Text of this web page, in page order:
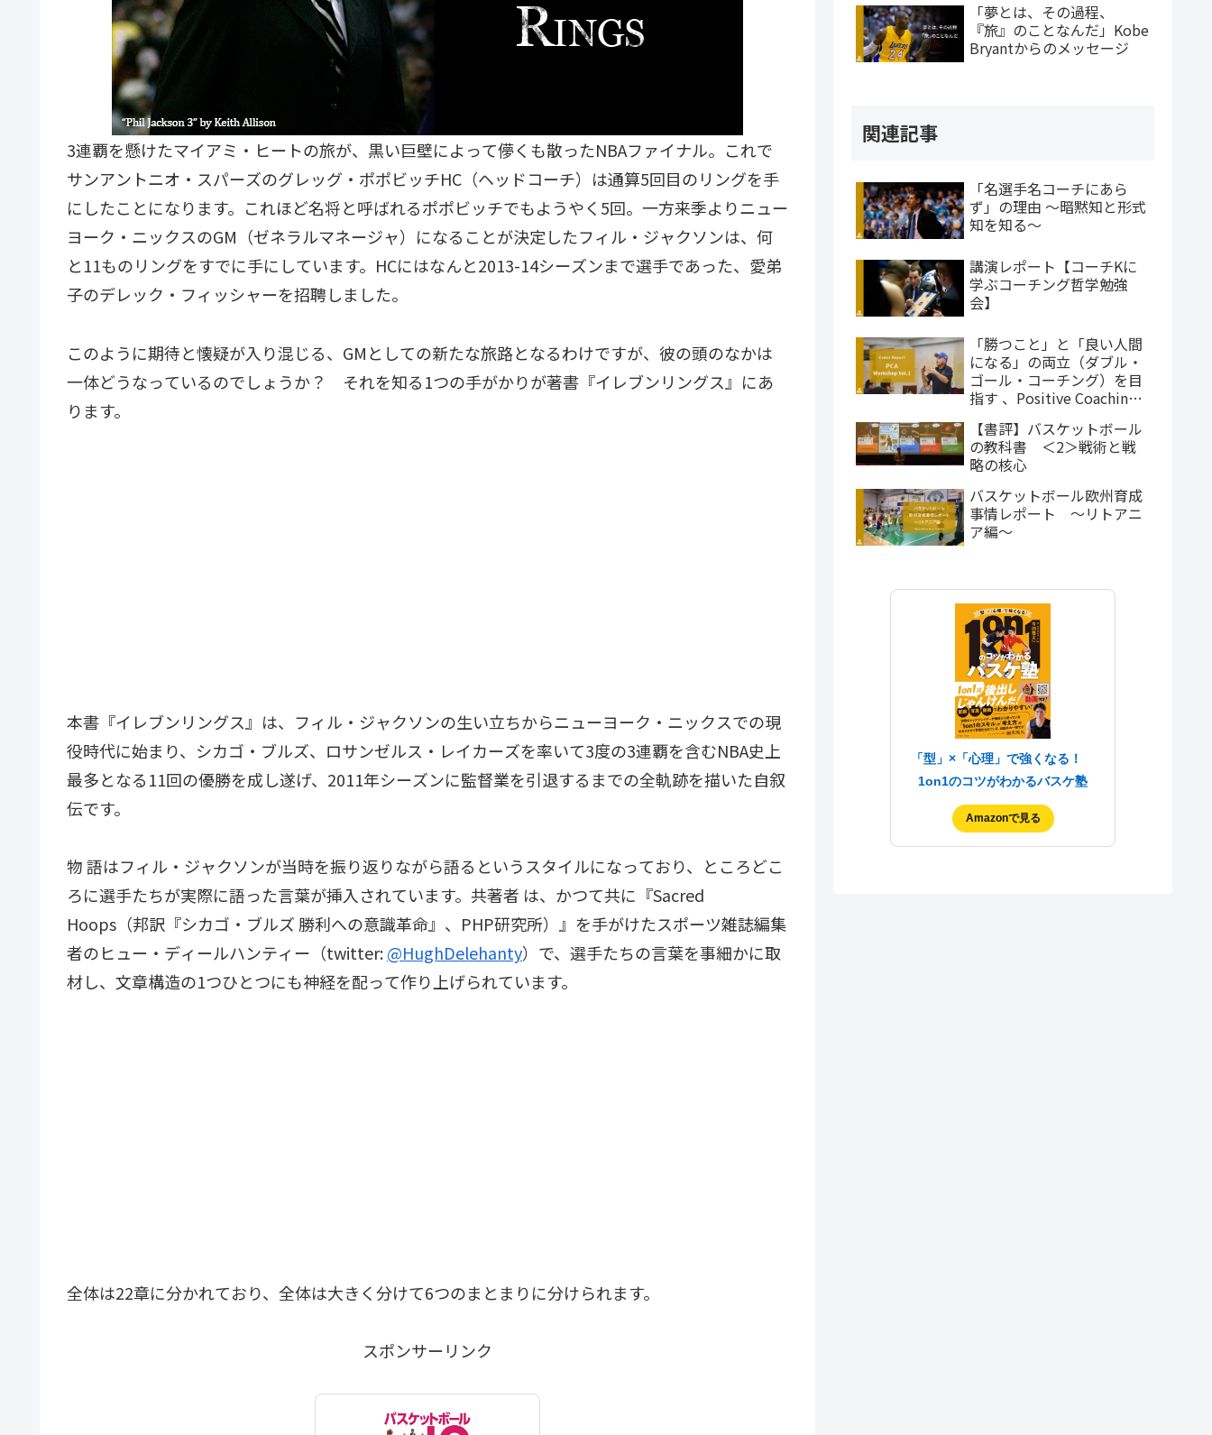
3連覇を懸けたマイアミ・ヒートの旅が、黒い巨壁によって儚くも散ったNBAファイナル。これで
サンアントニオ・スパーズのグレッグ・ポポビッチHC（ヘッドコーチ）は通算5回目のリングを手
にしたことになります。これほど名将と呼ばれるポポビッチでもようやく5回。一方来季よりニュー
ヨーク・ニックスのGM（ゼネラルマネージャ）になることが決定したフィル・ジャクソンは、何
と11ものリングをすでに手にしています。HCにはなんと2013-14シーズンまで選手であった、愛弟
子のデレック・フィッシャーを招聘しました。
このように期待と懐疑が入り混じる、GMとしての新たな旅路となるわけですが、彼の頭のなかは
一体どうなっているのでしょうか？ それを知る1つの手がかりが著書『イレブンリングス』にあ
ります。
本書『イレブンリングス』は、フィル・ジャクソンの生い立ちからニューヨーク・ニックスでの現
役時代に始まり、シカゴ・ブルズ、ロサンゼルス・レイカーズを率いて3度の3連覇を含むNBA史上
最多となる11回の優勝を成し遂げ、2011年シーズンに監督業を引退するまでの全軌跡を描いた自叙
伝です。
物 語はフィル・ジャクソンが当時を振り返りながら語るというスタイルになっており、ところどこ
ろに選手たちが実際に語った言葉が挿入されています。共著者 は、かつて共に『Sacred
Hoops（邦訳『シカゴ・ブルズ 勝利への意識革命』、PHP研究所）』を手がけたスポーツ雑誌編集
者のヒュー・ディールハンティー（twitter:@HughDelehanty）で、選手たちの言葉を事細かに取
材し、文章構造の1つひとつにも神経を配って作り上げられています。
全体は22章に分かれており、全体は大きく分けて6つのまとまりに分けられます。
スポンサーリンク
「夢とは、その過程、
『旅』のことなんだ」Kobe
Bryantからのメッセージ
関連記事
「名選手名コーチにあら
ず」の理由 〜暗黙知と形式
知を知る〜
講演レポート【コーチKに
学ぶコーチング哲学勉強
会】
「勝つこと」と「良い人間
になる」の両立（ダブル・
ゴール・コーチング）を目
指す 、Positive Coaching
【書評】バスケットボール
の教科書 ＜2＞戦術と戦
略の核心
バスケットボール欧州育成
事情レポート 〜リトアニ
ア編〜
「型」×「心理」で強くなる！
1on1のコツがわかるバスケ塾
Amazonで見る